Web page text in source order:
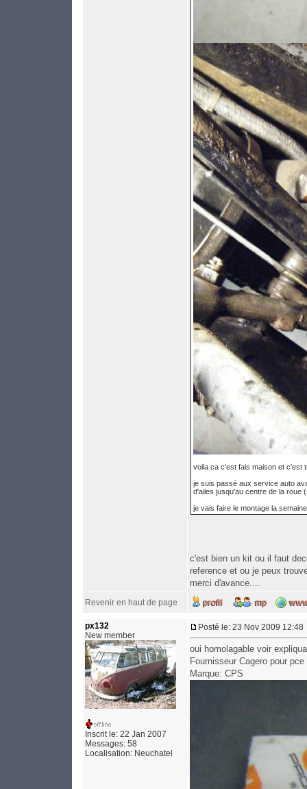
voila ca c'est fais maison et c'est
je suis passé aux service auto
d'ailes jusqu'au centre de la roue
je vais faire le montage la
c'est bien un kit ou il faut
reference et ou je peux
merci d'avance....
Revenir en haut de page
px132
New member
Inscrit le: 22 Jan 2007
Messages: 58
Localisation: Neuchatel
Posté le: 23 Nov 2009 12:48
oui homolagable voir
Fournisseur Cagero pour
Marque: CPS